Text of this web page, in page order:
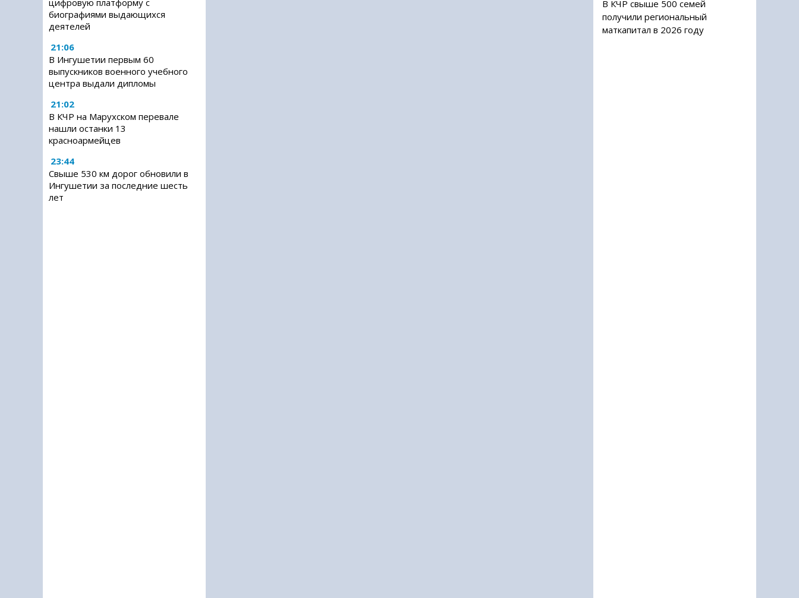
цифровую платформу с
биографиями выдающихся
деятелей
21:06
В Ингушетии первым 60
выпускников военного учебного
центра выдали дипломы
21:02
В КЧР на Марухском перевале
нашли останки 13
красноармейцев
23:44
Свыше 530 км дорог обновили в
Ингушетии за последние шесть
лет
В КЧР свыше 500 семей
получили региональный
маткапитал в 2026 году